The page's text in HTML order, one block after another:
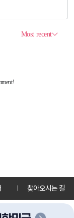
찾아오시는 길
책방송원 KTV